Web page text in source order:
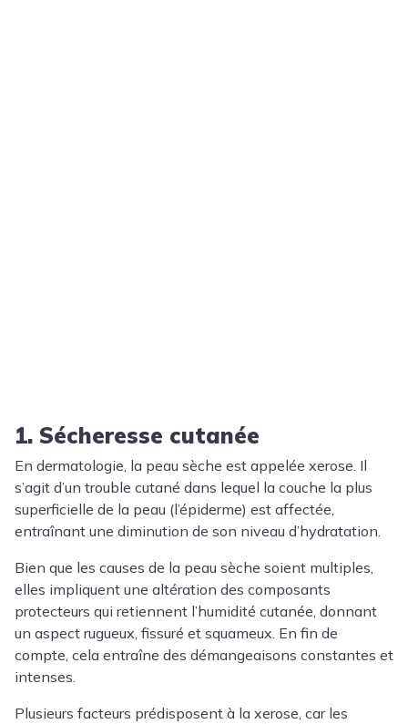
1. Sécheresse cutanée
En dermatologie, la peau sèche est appelée xerose. Il
s’agit d’un trouble cutané dans lequel la couche la plus
superficielle de la peau (l’épiderme) est affectée,
entraînant une diminution de son niveau d’hydratation.
Bien que les causes de la peau sèche soient multiples,
elles impliquent une altération des composants
protecteurs qui retiennent l’humidité cutanée, donnant
un aspect rugueux, fissuré et squameux. En fin de
compte, cela entraîne des démangeaisons constantes et
intenses.
Plusieurs facteurs prédisposent à la xerose, car les